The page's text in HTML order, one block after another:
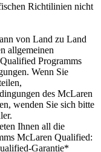
Richtilinien nicht
von Land zu Land
allgemeinen
Programms
Wenn Sie
des McLaren
wenden Sie sich bitte
Ihnen all die
McLaren Qualified:
Garantie*